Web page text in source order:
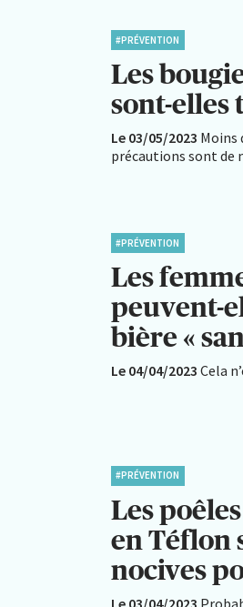
#PRÉVENTION
Les
sont-elles
Le 03/05/2023 Moins
précautions sont de
#PRÉVENTION
Les
peuvent-
bière «
Le 04/04/2023 Cela
#PRÉVENTION
Les
en Téflon
nocives
Le 03/04/2023